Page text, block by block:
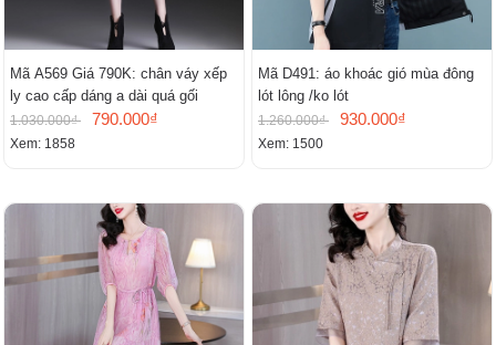
Mã A569 Giá 790K: chân váy xếp
ly cao cấp dáng a dài quá gối
1.030.000₫ 790.000₫
Xem: 1858
Mã D491: áo khoác gió mùa đông
lót lông /ko lót
1.260.000₫ 930.000₫
Xem: 1500